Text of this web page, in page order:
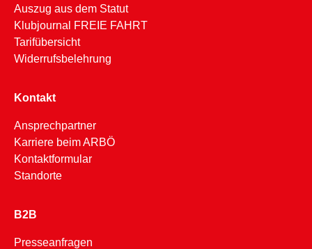
Auszug aus dem Statut
Klubjournal FREIE FAHRT
Tarifübersicht
Widerrufsbelehrung
Kontakt
Ansprechpartner
Karriere beim ARBÖ
Kontaktformular
Standorte
B2B
Presseanfragen